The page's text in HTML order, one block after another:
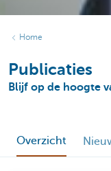
Home
Publicaties
Blijf op de hoogte
Overzicht